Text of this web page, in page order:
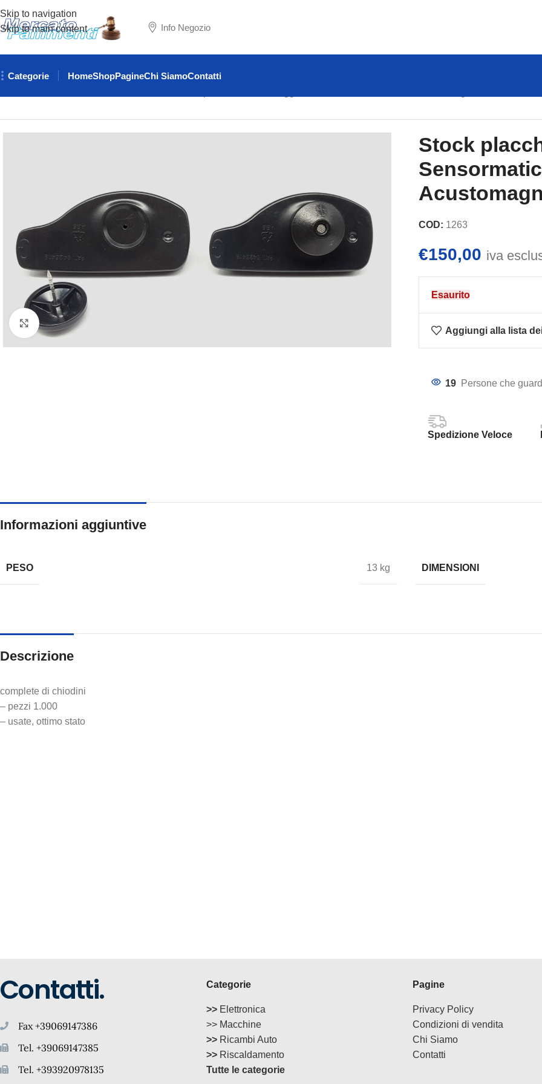
Skip to navigation
Skip to main content
Info Negozio
Categorie HomeShopPagineChi SiamoContatti
Clicca per ingrandire
Stock
COD: 1263
€150,00 iva
Esaurito
Aggiungi alla lista
19 Persone che
Spedizione Veloce
Informazioni aggiuntive
PESO 13 kg DIMENSIONI
Descrizione
complete di chiodini
– pezzi 1.000
– usate, ottimo stato
Contatti.
Fax +39069147386
Tel. +39069147385
Tel. +393920978135
Categorie
>>Elettronica
>> Macchine
>>Ricambi Auto
>>Riscaldamento
Tutte le categorie
Pagine
Privacy Policy
Condizioni di vendita
Chi Siamo
Contatti